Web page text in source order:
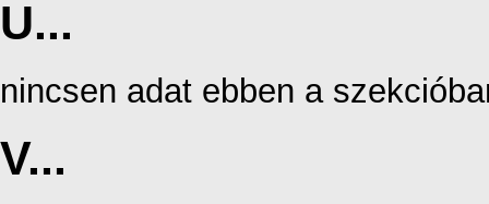
U...
nincsen adat ebben a
V...